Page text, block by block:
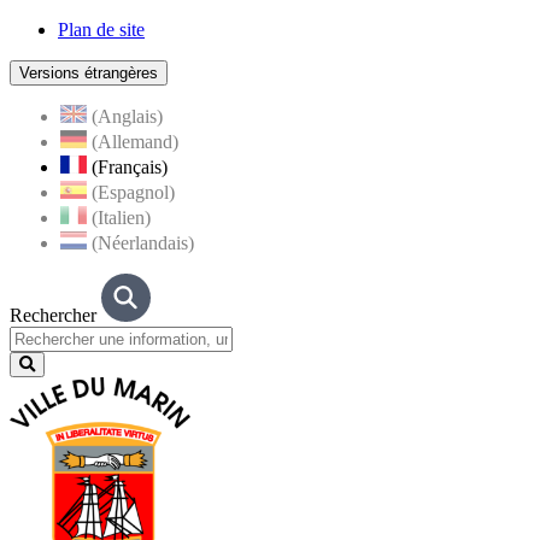
Plan de site
Versions étrangères
(Anglais)
(Allemand)
(Français)
(Espagnol)
(Italien)
(Néerlandais)
Rechercher
Lancer
la
recherche